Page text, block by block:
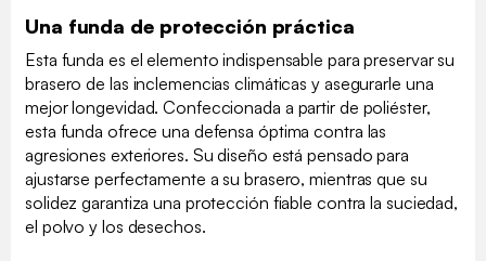
Una funda de protección práctica
Esta funda es el elemento indispensable para preservar su
brasero de las inclemencias climáticas y asegurarle una
mejor longevidad. Confeccionada a partir de poliéster,
esta funda ofrece una defensa óptima contra las
agresiones exteriores. Su diseño está pensado para
ajustarse perfectamente a su brasero, mientras que su
solidez garantiza una protección fiable contra la suciedad,
el polvo y los desechos.